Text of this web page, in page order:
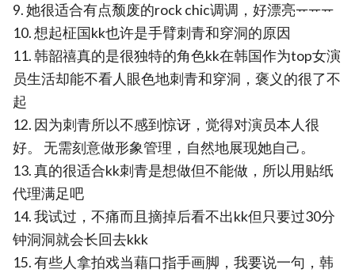
9. 她很适合有点颓废的rock chic调调，好漂亮ᅲᅲᅲ
10. 想起柾国kk也许是手臂刺青和穿洞的原因
11. 韩韶禧真的是很独特的角色kk在韩国作为top女演
员生活却能不看人眼色地刺青和穿洞，褒义的很了不
起
12. 因为刺青所以不感到惊讶，觉得对演员本人很
好。 无需刻意做形象管理，自然地展现她自己。
13. 真的很适合kk刺青是想做但不能做，所以用贴纸
代理满足吧
14. 我试过，不痛而且摘掉后看不出kk但只要过30分
钟洞洞就会长回去kkk
15. 有些人拿拍戏当藉口指手画脚，我要说一句，韩